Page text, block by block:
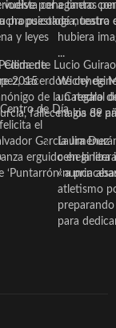
vuelve por
propuesta
de
2015
de Día
el
ceheginero con
psicología, teatro
y leyes
Clemente Lucio Guirao
sacerdote
de la Catedral
fallece a los 89
García Jiménez
erguido en la
‘Puntarrón’ a
a tantas
de nuestra
hubiera
...
Wichy de
un regalo
magia de
Laura
ceheginera
«nunca
atletismo
para